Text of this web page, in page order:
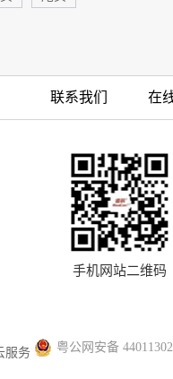
联系我们 在
手机网站二维码
服务 粤公网安备